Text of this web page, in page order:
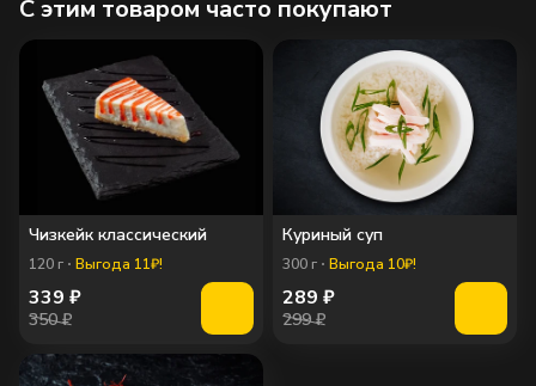
C этим товаром часто покупают
Чизкейк классический
120 г Выгода 11₽!
339 ₽
350 ₽
Куриный суп
300 г Выгода 10₽!
289 ₽
299 ₽